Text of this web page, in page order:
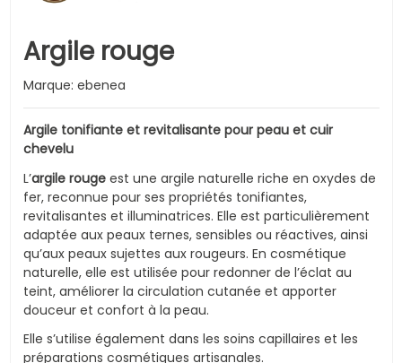
Argile rouge
Marque: ebenea
Argile tonifiante et revitalisante pour peau et cuir
chevelu
L’argile rougeest une argile naturelle riche en oxydes de
fer, reconnue pour ses propriétés tonifiantes,
revitalisantes et illuminatrices. Elle est particulièrement
adaptée aux peaux ternes, sensibles ou réactives, ainsi
qu’aux peaux sujettes aux rougeurs. En cosmétique
naturelle, elle est utilisée pour redonner de l’éclat au
teint, améliorer la circulation cutanée et apporter
douceur et confort à la peau.
Elle s’utilise également dans les soins capillaires et les
préparations cosmétiques artisanales.